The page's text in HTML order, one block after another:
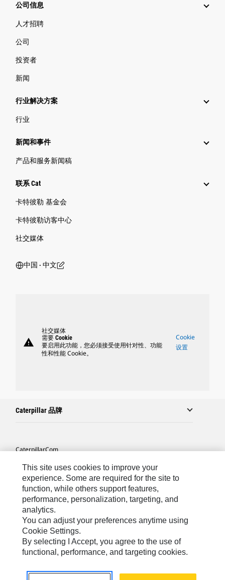
公司信息
人才招聘
公司
投资者
新闻
行业解决方案
行业
新闻和事件
产品和服务新闻稿
联系 Cat
卡特彼勒 基金会
卡特彼勒访客中心
社交媒体
中国 ‧ 中文
warning
社交媒体
需要 Cookie
要启用此功能，您必须接受使用针对性、功能
性和性能 Cookie。
Cookie
设置
Caterpillar 品牌
Caterpillar.com
联系 Caterpillar
站点地图
Cookie Settings
法律
隐私
Asia-Chinese© 2026 Caterpillar. 保留所有权利.
This site uses cookies to improve your
experience. Some are required for the site to
function, while others support features,
performance, personalization, targeting, and
analytics.
You can adjust your preferences anytime using
Cookie Settings.
By selecting I Accept, you agree to the use of
functional, performance, and targeting cookies.